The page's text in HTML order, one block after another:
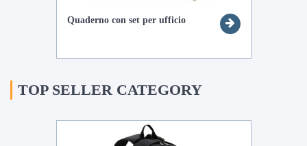
Quaderno con set per ufficio
TOP SELLER CATEGORY